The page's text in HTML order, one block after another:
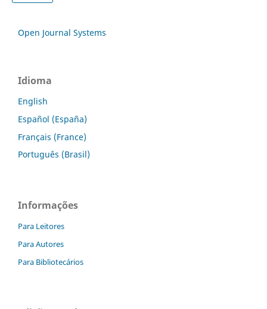
Open Journal Systems
Idioma
English
Español (España)
Français (France)
Português (Brasil)
Informações
Para Leitores
Para Autores
Para Bibliotecários